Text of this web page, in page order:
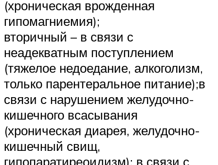
(хроническая врожденная
гипомагниемия);
вторичный – в связи с
неадекватным поступлением
(тяжелое недоедание, алкоголизм,
только парентеральное питание);в
связи с нарушением желудочно-
кишечного всасывания
(хроническая диарея, желудочно-
кишечный свищ,
гипопаратиреоидизм); в связи с